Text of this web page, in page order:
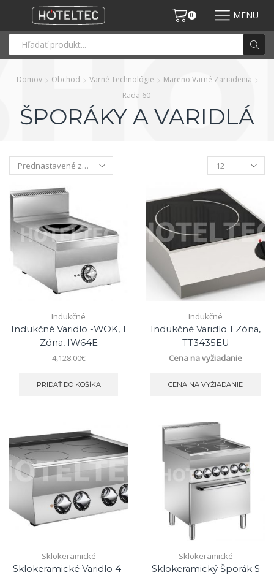
0 MENU
Domov Obchod Varné Technológie
Mareno Varné Zariadenia
Rada 60
ŠPORÁKY A VARIDLÁ
Indukčné
Indukčné Varidlo -WOK, 1
Zóna, IW64E
4,128.00€
PRIDAŤ DO KOŠÍKA
Indukčné
Indukčné Varidlo 1 Zóna,
TT3435EU
Cena na vyžiadanie
CENA NA VYŽIADANIE
Sklokeramické
Sklokeramické Varidlo 4-
Sklokeramické
Sklokeramický Šporák S